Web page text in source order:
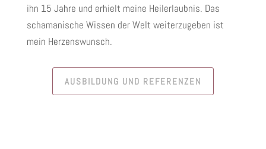
ihn 15 Jahre und erhielt meine Heilerlaubnis. Das
schamanische Wissen der Welt weiterzugeben ist
mein Herzenswunsch.
AUSBILDUNG UND REFERENZEN